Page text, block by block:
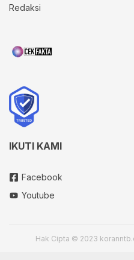
Redaksi
IKUTI KAMI
Facebook
Youtube
Hak Cipta © 2023